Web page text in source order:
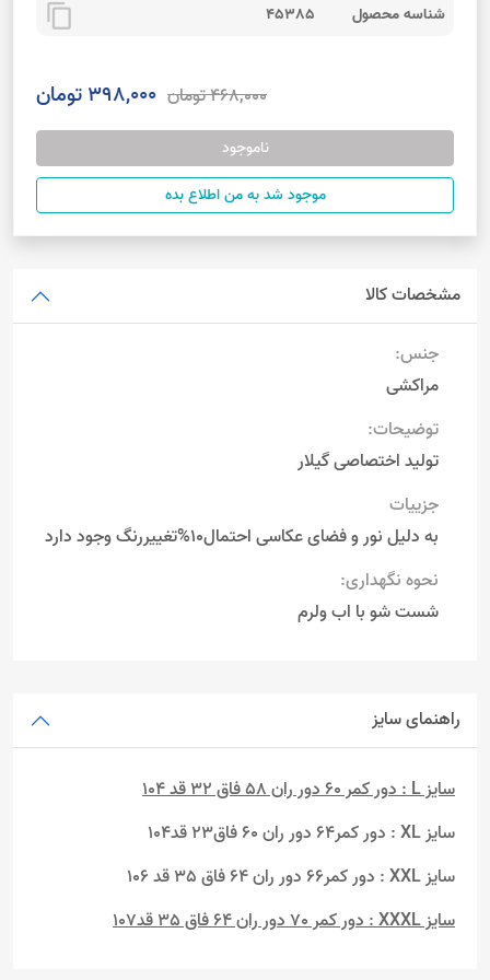
شناسه محصول 45385
content_copy
468,000 تومان 398,000 تومان
ناموجود
موجود شد به من اطلاع بده
مشخصات کالا
جنس:
مراکشی
توضیحات:
تولید اختصاصی گیلار
جزییات
به دلیل نور و فضای عکاسی احتمال10%تغییررنگ وجود دارد
نحوه نگهداری:
شست شو با اب ولرم
راهنمای سایز
سایز L : دور کمر 60 دور ران 58 فاق 32 قد 104
سایز XL : دور کمر64 دور ران 60 فاق23 قد104
سایز XXL : دور کمر66 دور ران 64 فاق 35 قد 106
سایز XXXL : دور کمر 70 دور ران 64 فاق 35 قد107